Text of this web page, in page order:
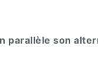
parallèle son